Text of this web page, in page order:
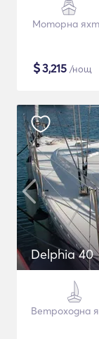
Моторна
$3,215 /нощ
Delphia 40
Ветроходна